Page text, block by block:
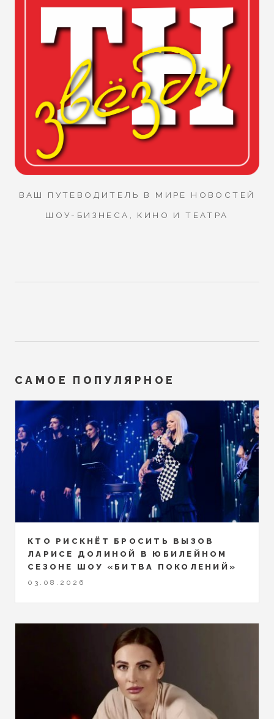
ВАШ ПУТЕВОДИТЕЛЬ В МИРЕ НОВОСТЕЙ
ШОУ-БИЗНЕСА, КИНО И ТЕАТРА
САМОЕ ПОПУЛЯРНОЕ
КТО РИСКНЁТ БРОСИТЬ ВЫЗОВ
ЛАРИСЕ ДОЛИНОЙ В ЮБИЛЕЙНОМ
СЕЗОНЕ ШОУ «БИТВА ПОКОЛЕНИЙ»
03.08.2026